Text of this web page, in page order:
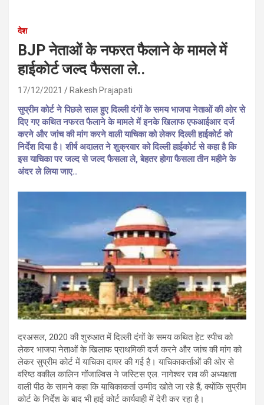
देश
BJP नेताओं के नफरत फैलाने के मामले में
हाईकोर्ट जल्द फैसला ले..
17/12/2021 Rakesh Prajapati
सुप्रीम कोर्ट ने पिछले साल हुए दिल्ली दंगों के समय भाजपा नेताओं की ओर से
दिए गए कथित नफरत फैलाने के मामले में इनके खिलाफ एफआईआर दर्ज
करने और जांच की मांग करने वाली याचिका को लेकर दिल्ली हाईकोर्ट को
निर्देश दिया है। शीर्ष अदालत ने शुक्रवार को दिल्ली हाईकोर्ट से कहा है कि
इस याचिका पर जल्द से जल्द फैसला ले, बेहतर होगा फैसला तीन महीने के
अंदर ले लिया जाए..
दरअसल, 2020 की शुरुआत में दिल्ली दंगों के समय कथित हेट स्पीच को
लेकर भाजपा नेताओं के खिलाफ प्राथमिकी दर्ज करने और जांच की मांग को
लेकर सुप्रीम कोर्ट में याचिका दायर की गई है। याचिकाकर्ताओं की ओर से
वरिष्ठ वकील कालिन गोंजाल्विस ने जस्टिस एल. नागेश्वर राव की अध्यक्षता
वाली पीठ के सामने कहा कि याचिकाकर्ता उम्मीद खोते जा रहे हैं, क्योंकि सुप्रीम
कोर्ट के निर्देश के बाद भी हाई कोर्ट कार्यवाही में देरी कर रहा है।